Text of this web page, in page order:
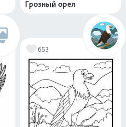
Грозный орел
653